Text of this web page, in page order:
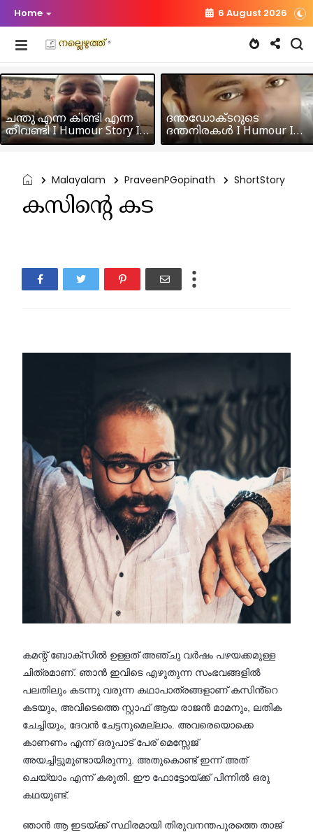
Home 6 August 2026
ചന്തു എന്ന കിണ്ടി എന്ന
തീവണ്ടി I Humour Story I
Rajeev Panicker
ദന്തഡോക്ടറുടെ
ദന്തനിരകൾ I Humour I
Hussain MK
Malayalam PraveenPGopinath ShortStory
കസിൻ്റെ കട
കമന്റ് ബോക്സിൽ ഉള്ളത് അഞ്ചു വർഷം പഴയക്കമുള്ള
ചിത്രമാണ്. ഞാൻ ഇവിടെ എഴുതുന്ന സംഭവങ്ങളിൽ
പലതിലും കടന്നു വരുന്ന കഥാപാത്രങ്ങളാണ് കസിൻ്റെ
കടയും, അവിടെത്തെ സ്റ്റാഫ് ആയ രാജൻ മാമനും, ലതിക
ചേച്ചിയും, ദേവൻ ചേട്ടനുമെല്ലാം. അവരെയൊക്കെ
കാണണം എന്ന് ഒരുപാട് പേര് മെസ്സേജ്
അയച്ചിട്ടുമുണ്ടായിരുന്നു. അതുകൊണ്ട് ഇന്ന് അത്
ചെയ്യാം എന്ന് കരുതി. ഈ ഫോട്ടോയ്ക്ക് പിന്നിൽ ഒരു
കഥയുണ്ട്.
ഞാൻ ആ ഇടയ്ക്ക് സ്ഥിരമായി തിരുവനന്തപുരത്തെ താജ്